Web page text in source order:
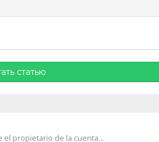
статью
propietario de la cuenta...